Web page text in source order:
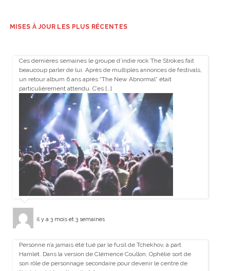
MISES À JOUR LES PLUS RÉCENTES
Ces dernières semaines le groupe d’indie rock The Strokes fait
beaucoup parler de lui. Après de multiples annonces de festivals,
un retour album 6 ans après “The New Abnormal” était
particulièrement attendu. C’es […]
il y a 3 mois et 3 semaines
Personne n’a jamais été tué par le fusil de Tchekhov, à part
Hamlet. Dans la version de Clémence Coullon, Ophélie sort de
son rôle de personnage secondaire pour devenir le centre de